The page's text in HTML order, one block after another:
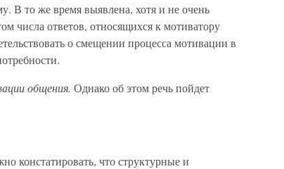
В то же время выявлена, хотя и не очень
числа ответов, относящихся к мотиватору
о смещении процесса мотивации в
общения. Однако об этом речь пойдет
констатировать, что структурные и